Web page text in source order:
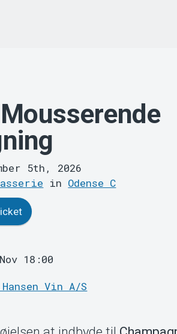
5th, 2026
in Odense C
18:00
Vin A/S